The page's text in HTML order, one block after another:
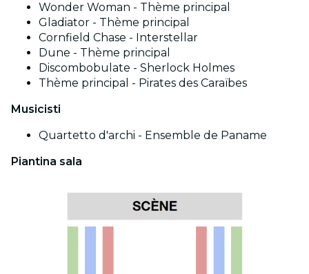
Wonder Woman - Thème principal
Gladiator - Thème principal
Cornfield Chase - Interstellar
Dune - Thème principal
Discombobulate - Sherlock Holmes
Thème principal - Pirates des Caraïbes
Musicisti
Quartetto d'archi - Ensemble de Paname
Piantina sala